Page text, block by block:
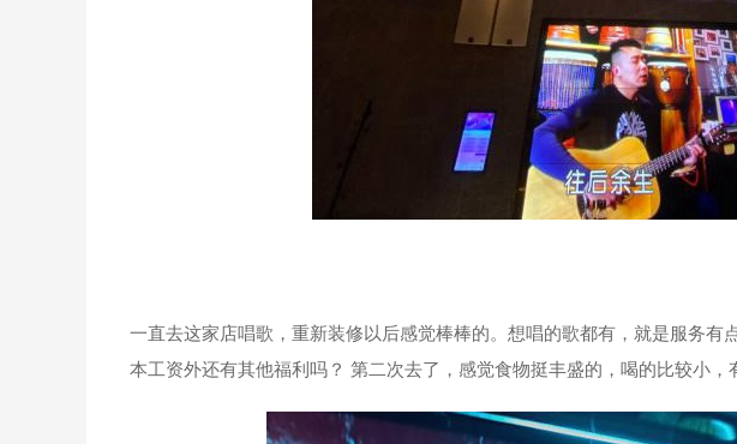
一直去这家店唱歌，重新装修以后感觉棒棒的。想唱的歌都有，就是服务有
本工资外还有其他福利吗？ 第二次去了，感觉食物挺丰盛的，喝的比较小